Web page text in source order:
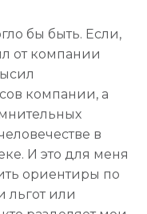
бы быть. Если,
от компании
компании, а
в
И это для меня
ориентиры по
льгот или